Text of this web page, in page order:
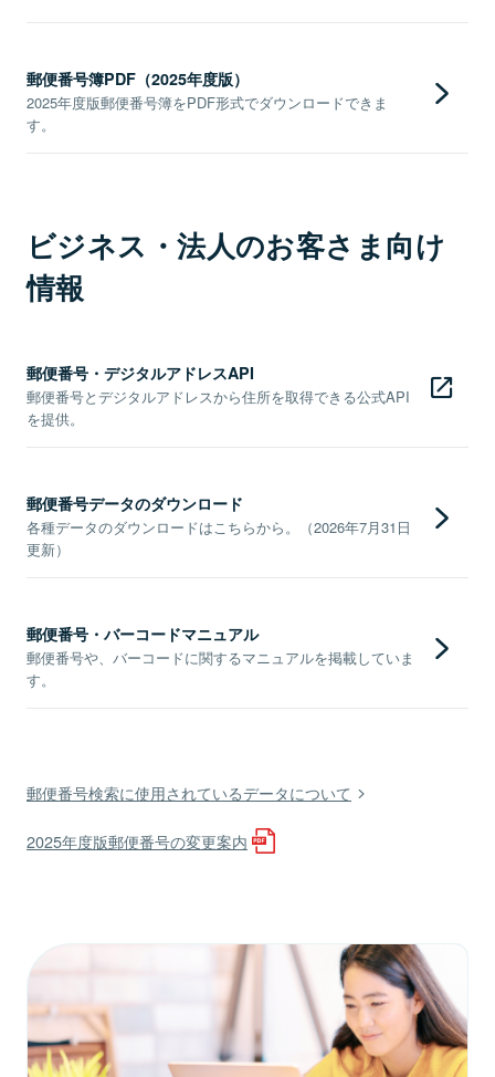
郵便番号簿PDF（2025年度版）
2025年度版郵便番号簿をPDF形式でダウンロードできま
す。
ビジネス・法人のお客さま向け
情報
郵便番号・デジタルアドレスAPI
郵便番号とデジタルアドレスから住所を取得できる公式API
を提供。
郵便番号データのダウンロード
各種データのダウンロードはこちらから。（2026年7月31日
更新）
郵便番号・バーコードマニュアル
郵便番号や、バーコードに関するマニュアルを掲載していま
す。
郵便番号検索に使用されているデータについて
2025年度版郵便番号の変更案内